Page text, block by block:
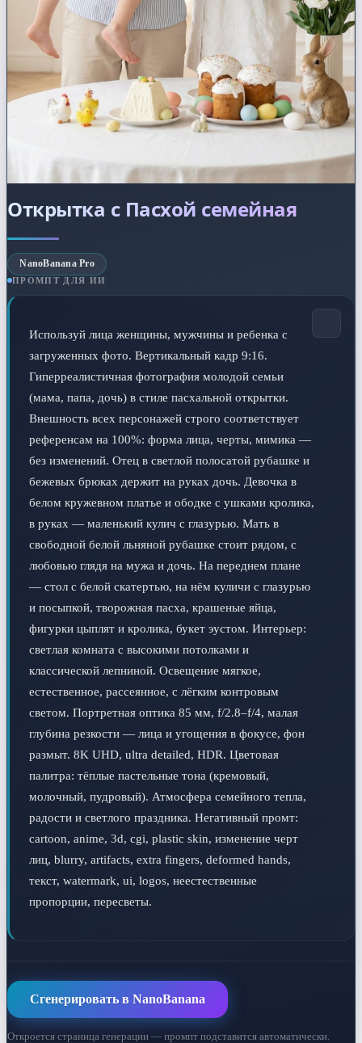
Открытка с Пасхой семейная
NanoBanana Pro
ПРОМПТ ДЛЯ ИИ
Используй лица женщины, мужчины и ребенка с
загруженных фото. Вертикальный кадр 9:16.
Гиперреалистичная фотография молодой семьи
(мама, папа, дочь) в стиле пасхальной открытки.
Внешность всех персонажей строго соответствует
референсам на 100%: форма лица, черты, мимика —
без изменений. Отец в светлой полосатой рубашке и
бежевых брюках держит на руках дочь. Девочка в
белом кружевном платье и ободке с ушками кролика,
в руках — маленький кулич с глазурью. Мать в
свободной белой льняной рубашке стоит рядом, с
любовью глядя на мужа и дочь. На переднем плане
— стол с белой скатертью, на нём куличи с глазурью
и посыпкой, творожная пасха, крашеные яйца,
фигурки цыплят и кролика, букет эустом. Интерьер:
светлая комната с высокими потолками и
классической лепниной. Освещение мягкое,
естественное, рассеянное, с лёгким контровым
светом. Портретная оптика 85 мм, f/2.8–f/4, малая
глубина резкости — лица и угощения в фокусе, фон
размыт. 8K UHD, ultra detailed, HDR. Цветовая
палитра: тёплые пастельные тона (кремовый,
молочный, пудровый). Атмосфера семейного тепла,
радости и светлого праздника. Негативный промт:
cartoon, anime, 3d, cgi, plastic skin, изменение черт
лиц, blurry, artifacts, extra fingers, deformed hands,
текст, watermark, ui, logos, неестественные
пропорции, пересветы.
Сгенерировать в NanoBanana
Откроется страница генерации — промпт подставится автоматически.